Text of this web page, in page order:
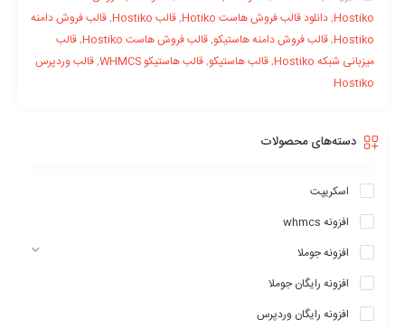
Hostiko
,دانلود قالب فروش هاست Hotiko ,قالب Hostiko ,قالب فروش دامنه
Hostiko
,قالب فروش دامنه هاستیکو,قالب فروش هاست Hostiko ,قالب
میزبانی شبکه Hostiko
,قالب هاستیکو,قالب هاستیکو WHMCS ,قالب وردپرس
Hostiko
دسته‌های محصولات
اسکریپت
افزونه whmcs
افزونه جوملا
افزونه رایگان جوملا
افزونه رایگان وردپرس